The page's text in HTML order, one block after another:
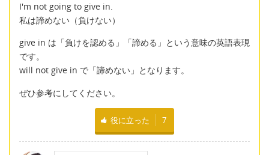
I'm not going to give in.
私は諦めない（負けない）
give in は「負けを認める」「諦める」という意味の英語表現
です。
will not give in で「諦めない」となります。
ぜひ参考にしてください。
役に立った 7